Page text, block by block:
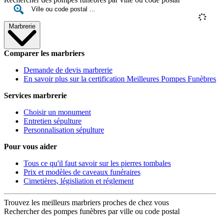
Marbrerie
Comparer les marbriers
Demande de devis marbrerie
En savoir plus sur la certification Meilleures Pompes Funèbres
Services marbrerie
Choisir un monument
Entretien sépulture
Personnalisation sépulture
Pour vous aider
Tous ce qu'il faut savoir sur les pierres tombales
Prix et modèles de caveaux funéraires
Cimetières, législiation et réglement
Trouvez les meilleurs marbriers proches de chez vous
Rechercher des pompes funèbres par ville ou code postal